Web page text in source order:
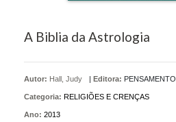
A Biblia da Astrologia
Autor: Hall, Judy | Editora: PENSAMENTO
Categoria: RELIGIÕES E CRENÇAS
Ano: 2013